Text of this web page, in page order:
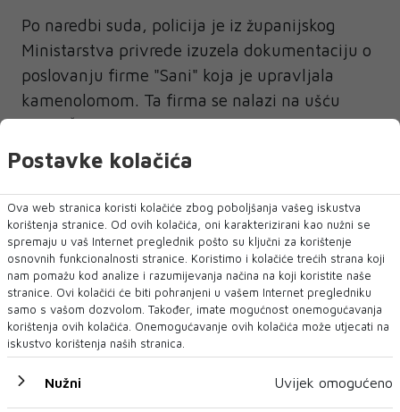
Po naredbi suda, policija je iz županijskog
Ministarstva privrede izuzela dokumentaciju o
poslovanju firme "Sani" koja je upravljala
kamenolomom. Ta firma se nalazi na ušću
rijeke Šanice, nedaleko od Donje Jablanice, a
novinari RSE 24. listopada u njoj nisu zatekli
nijednog radnika, iako ih ima pet, prema
podacima iz dostupnih privrednih baza.
Na vratima kompanije tada je bila tek traka s
natpisom "Tamper Evident Tape", a u dvorištu
ostaci bijelog kamena. Radnici iz obližnje
kompanije, registrirane, također, za obradu
kamena, kazali su nezvanično da je traku
postavila inspekcija.
No, RSE za to nije mogao dobiti potvrdu iz
Postavke kolačića
Ova web stranica koristi kolačiće zbog poboljšanja vašeg iskustva
korištenja stranice. Od ovih kolačića, oni karakterizirani kao nužni se
spremaju u vaš Internet preglednik pošto su ključni za korištenje
osnovnih funkcionalnosti stranice. Koristimo i kolačiće trećih strana koji
nam pomažu kod analize i razumijevanja načina na koji koristite naše
stranice. Ovi kolačići će biti pohranjeni u vašem Internet pregledniku
samo s vašom dozvolom. Također, imate mogućnost onemogućavanja
korištenja ovih kolačića. Onemogućavanje ovih kolačića može utjecati na
iskustvo korištenja naših stranica.
Nužni Uvijek omogućeno